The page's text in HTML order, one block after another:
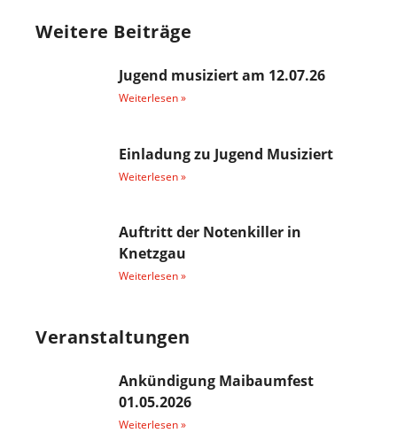
Weitere Beiträge
Jugend musiziert am 12.07.26
Weiterlesen »
Einladung zu Jugend Musiziert
Weiterlesen »
Auftritt der Notenkiller in
Knetzgau
Weiterlesen »
Veranstaltungen
Ankündigung Maibaumfest
01.05.2026
Weiterlesen »